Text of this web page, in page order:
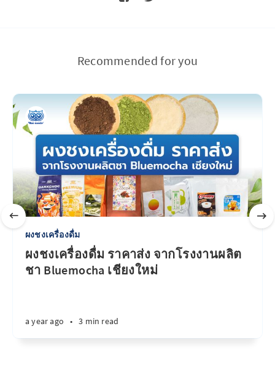
Recommended for you
ผงชงเครื่องดื่ม
ผงชงเครื่องดื่ม ราคาส่ง จากโรงงานผลิต
ชา Bluemocha เชียงใหม่
a year ago • 3 min read